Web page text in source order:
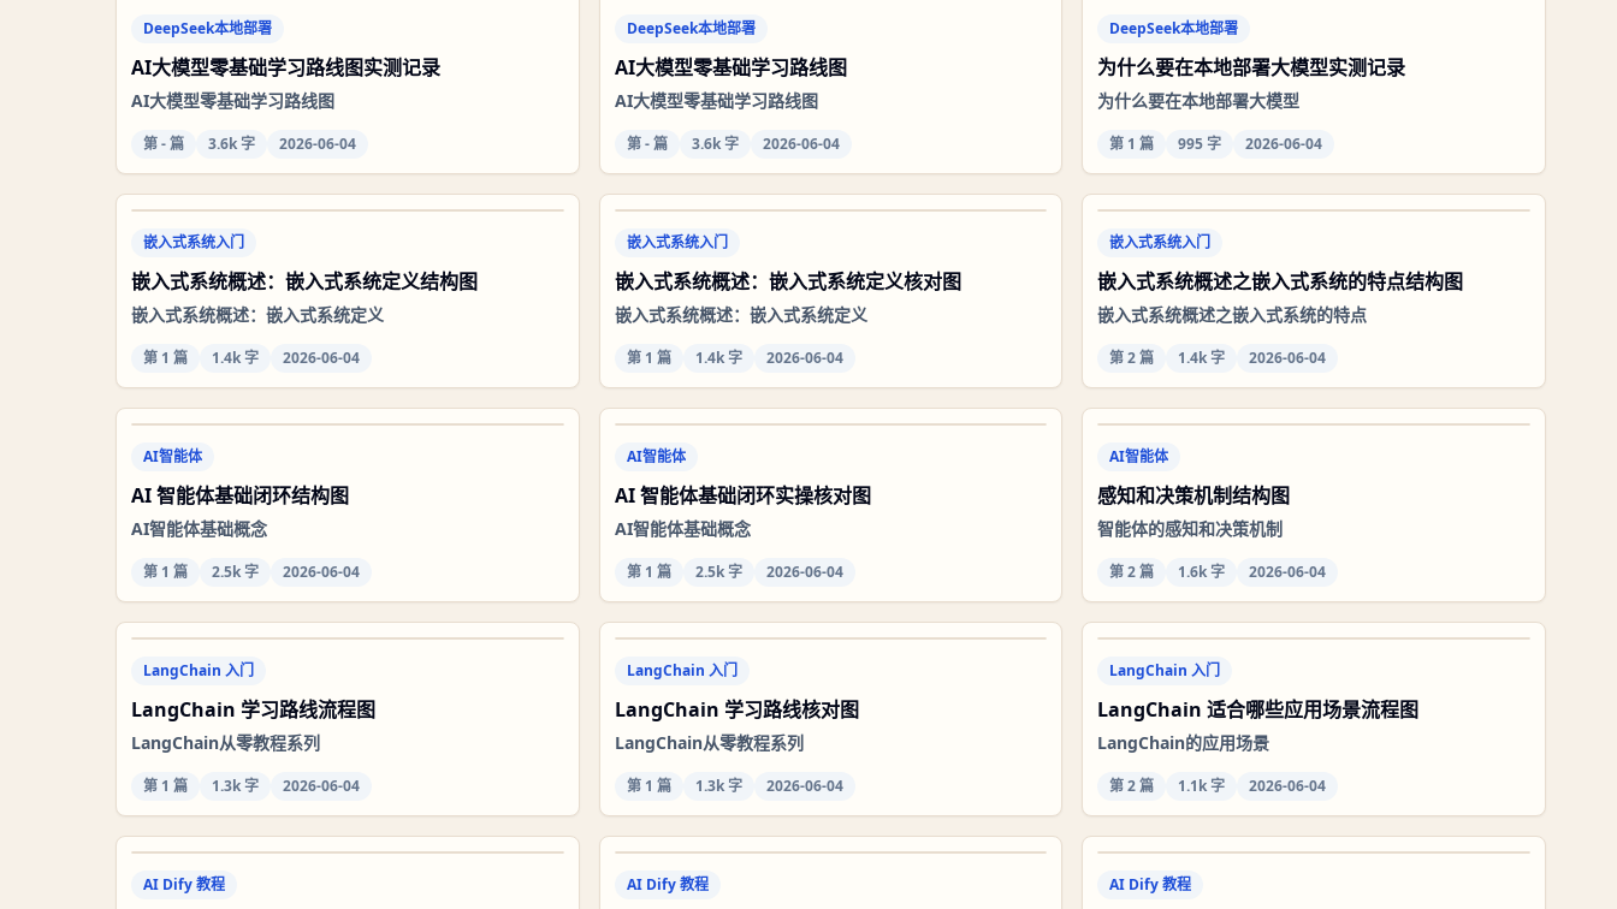
DeepSeek本地部署
AI大模型零基础学习路线图实测记录
AI大模型零基础学习路线图
第-篇 3.6k 字 2026-06-04
DeepSeek本地部署
AI大模型零基础学习路线图
AI大模型零基础学习路线图
第-篇 3.6k 字 2026-06-04
DeepSeek本地部署
为什么要在本地部署大模型实测记录
为什么要在本地部署大模型
第 1 篇 995 字 2026-06-04
嵌入式系统入门
嵌入式系统概述：嵌入式系统定义结构图
嵌入式系统概述：嵌入式系统定义
第 1 篇 1.4k 字 2026-06-04
嵌入式系统入门
嵌入式系统概述：嵌入式系统定义核对图
嵌入式系统概述：嵌入式系统定义
第 1 篇 1.4k 字 2026-06-04
嵌入式系统入门
嵌入式系统概述之嵌入式系统的特点结构图
嵌入式系统概述之嵌入式系统的特点
第2篇 1.4k 字 2026-06-04
AI智能体
AI 智能体基础闭环结构图
AI智能体基础概念
第 1 篇 2.5k 字 2026-06-04
AI智能体
AI 智能体基础闭环实操核对图
AI智能体基础概念
第 1 篇 2.5k 字 2026-06-04
AI智能体
感知和决策机制结构图
智能体的感知和决策机制
第2篇 1.6k 字 2026-06-04
LangChain 入门
LangChain 学习路线流程图
LangChain从零教程系列
第 1 篇 1.3k 字 2026-06-04
LangChain 入门
LangChain 学习路线核对图
LangChain从零教程系列
第 1 篇 1.3k 字 2026-06-04
LangChain 入门
LangChain 适合哪些应用场景流程图
LangChain的应用场景
第2篇 1.1k 字 2026-06-04
AI Dify 教程 AI Dify 教程 AI Dify 教程